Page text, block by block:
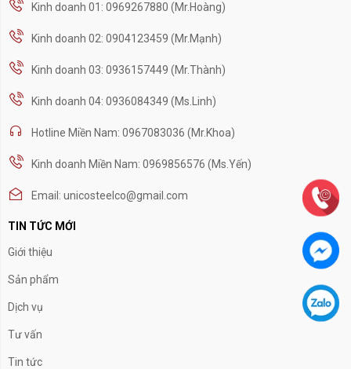
Kinh doanh 01: 0969267880 (Mr.Hoàng)
Kinh doanh 02: 0904123459 (Mr.Mạnh)
Kinh doanh 03: 0936157449 (Mr.Thành)
Kinh doanh 04: 0936084349 (Ms.Linh)
Hotline Miền Nam: 0967083036 (Mr.Khoa)
Kinh doanh Miền Nam: 0969856576 (Ms.Yến)
Email: unicosteelco@gmail.com
TIN TỨC MỚI
Giới thiệu
Sản phẩm
Dịch vụ
Tư vấn
Tin tức